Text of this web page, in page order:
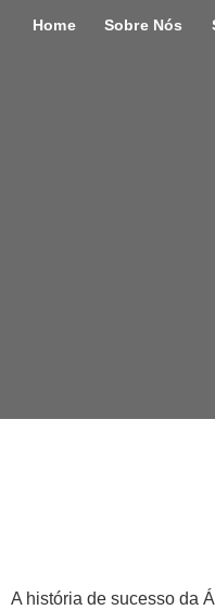
Home Sobre Nós
A história de sucesso da